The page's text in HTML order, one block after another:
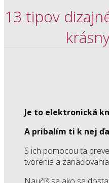
13 tipov
Je to elektronická
A pribalím ti k nej
S ich pomocou ťa
tvorenia a
Naučíš sa ako sa